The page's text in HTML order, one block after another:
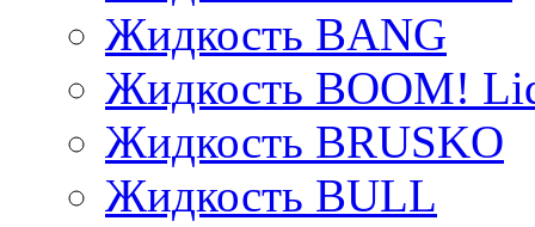
Жидкость BANG
Жидкость BOOM!
Жидкость BRUSKO
Жидкость BULL